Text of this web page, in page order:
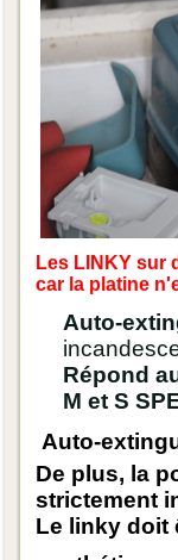
Les LINKY sur
car la platine
Auto-
Répond
M et S
Auto-
De plus, la
strictement
Le linky doit